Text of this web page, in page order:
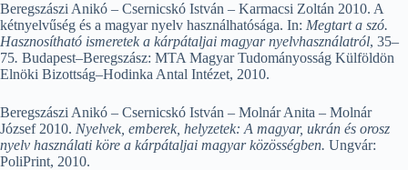
Beregszászi Anikó – Csernicskó István – Karmacsi Zoltán 2010. A
kétnyelvűség és a magyar nyelv használhatósága. In: Megtart a szó.
Hasznosítható ismeretek a kárpátaljai magyar nyelvhasználatról, 35–
75. Budapest–Beregszász: MTA Magyar Tudományosság Külföldön
Elnöki Bizottság–Hodinka Antal Intézet, 2010.
Beregszászi Anikó – Csernicskó István – Molnár Anita – Molnár
József 2010. Nyelvek, emberek, helyzetek: A magyar, ukrán és orosz
nyelv használati köre a kárpátaljai magyar közösségben. Ungvár:
PoliPrint, 2010.